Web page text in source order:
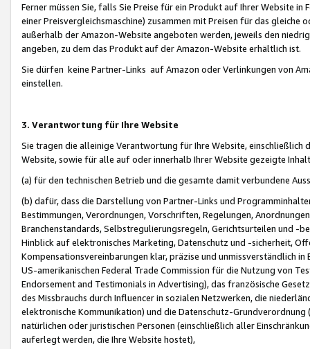
Ferner müssen Sie, falls Sie Preise für ein Produkt auf Ihrer Website
einer Preisvergleichsmaschine) zusammen mit Preisen für das
außerhalb der Amazon-Website angeboten werden, jeweils den
angeben, zu dem das Produkt auf der Amazon-Website erhältlich ist.
Sie dürfen keine Partner-Links auf Amazon oder Verlinkungen von
einstellen.
3. Verantwortung für Ihre Website
Sie tragen die alleinige Verantwortung für Ihre Website,
Website, sowie für alle auf oder innerhalb Ihrer Website gezeigte
(a) für den technischen Betrieb und die gesamte damit verbundene
(b) dafür, dass die Darstellung von Partner-Links und
Bestimmungen, Verordnungen, Vorschriften, Regelungen,
Branchenstandards, Selbstregulierungsregeln, Gerichtsurteilen und -
Hinblick auf elektronisches Marketing, Datenschutz und -sicherheit,
Kompensationsvereinbarungen klar, präzise und unmissverständlich
US-amerikanischen Federal Trade Commission für die Nutzung von
Endorsement and Testimonials in Advertising), das französische
des Missbrauchs durch Influencer in sozialen Netzwerken, die
elektronische Kommunikation) und die Datenschutz-
natürlichen oder juristischen Personen (einschließlich aller
auferlegt werden, die Ihre Website hostet),